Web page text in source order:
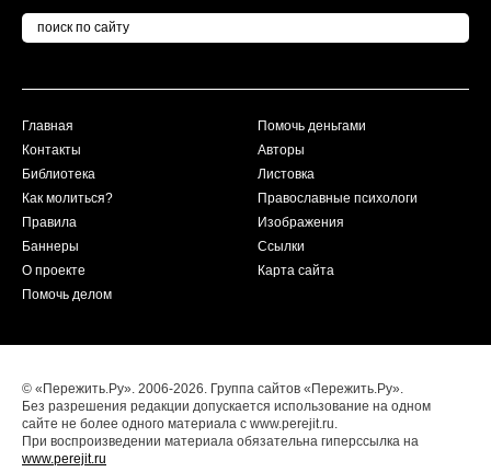
Главная
Контакты
Библиотека
Как молиться?
Правила
Баннеры
О проекте
Помочь делом
Помочь деньгами
Авторы
Листовка
Православные психологи
Изображения
Ссылки
Карта сайта
© «Пережить.Ру». 2006-2026. Группа сайтов «Пережить.Ру».
Без разрешения редакции допускается использование на одном
сайте не более одного материала с www.perejit.ru.
При воспроизведении материала обязательна гиперссылка на
www.perejit.ru